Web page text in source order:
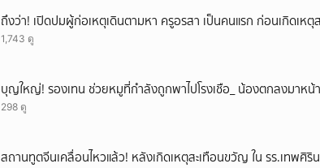
ถึงว่า! เปิดปมผู้ก่อเหตุเดินตามหา ครูอรสา เป็นคนแรก ก่อนเกิดเหตุ
1,743 ดู
บุญใหญ่! รองเทน ช่วยหมูที่กำลังถูกพาไปโรงเชือ_ น้องตกลงมาห
298 ดู
สถานทูตจีนเคลื่อนไหวแล้ว! หลังเกิดเหตุสะเทือนขวัญ ใน รร.เทพศิ